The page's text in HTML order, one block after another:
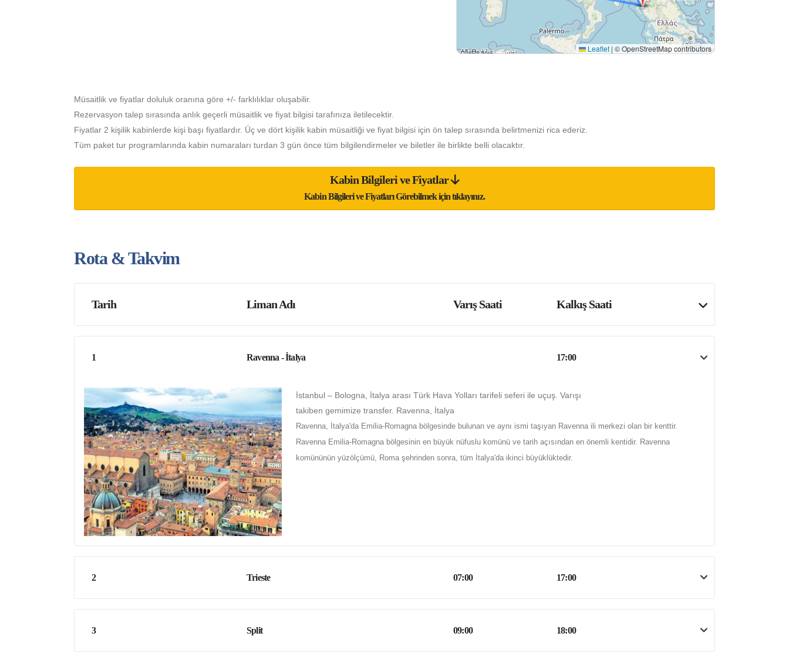
Leaflet | © OpenStreetMap contributors
Müsaitlik ve fiyatlar doluluk oranına göre +/- farklılıklar oluşabilir.
Rezervasyon talep sırasında anlık geçerli müsaitlik ve fiyat bilgisi tarafınıza iletilecektir.
Fiyatlar 2 kişilik kabinlerde kişi başı fiyatlardır. Üç ve dört kişilik kabin müsaitliği ve fiyat bilgisi için ön talep sırasında belirtmenizi rica ederiz.
Tüm paket tur programlarında kabin numaraları turdan 3 gün önce tüm bilgilendirmeler ve biletler ile birlikte belli olacaktır.
Kabin Bilgileri ve Fiyatlar
Kabin Bilgileri ve Fiyatları Görebilmek için tıklayınız.
Rota & Takvim
Tarih Liman Adı Varış Saati Kalkış Saati
1 Ravenna - İtalya 17:00
İstanbul – Bologna, İtalya arası Türk Hava Yolları tarifeli seferi ile uçuş. Varışı
takiben gemimize transfer. Ravenna, İtalya
Ravenna, İtalya'da Emilia-Romagna bölgesinde bulunan ve aynı ismi taşıyan Ravenna ili merkezi olan bir kenttir.
Ravenna Emilia-Romagna bölgesinin en büyük nüfuslu komünü ve tarih açısından en önemli kentidir. Ravenna
komününün yüzölçümü, Roma şehrinden sonra, tüm İtalya'da ikinci büyüklüktedir.
2 Trieste 07:00 17:00
3 Split 09:00 18:00